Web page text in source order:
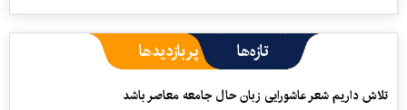
تازه‌ها پربازدیدها
تلاش داریم شعر عاشورایی زبان حال جامعه معاصر باشد